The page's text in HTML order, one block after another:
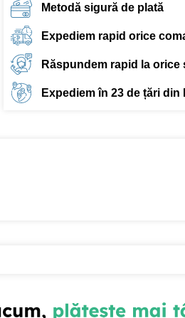
Metodă sigură de plată
Expediem rapid orice
Răspundem rapid la orice
Expediem în 23 de țări din